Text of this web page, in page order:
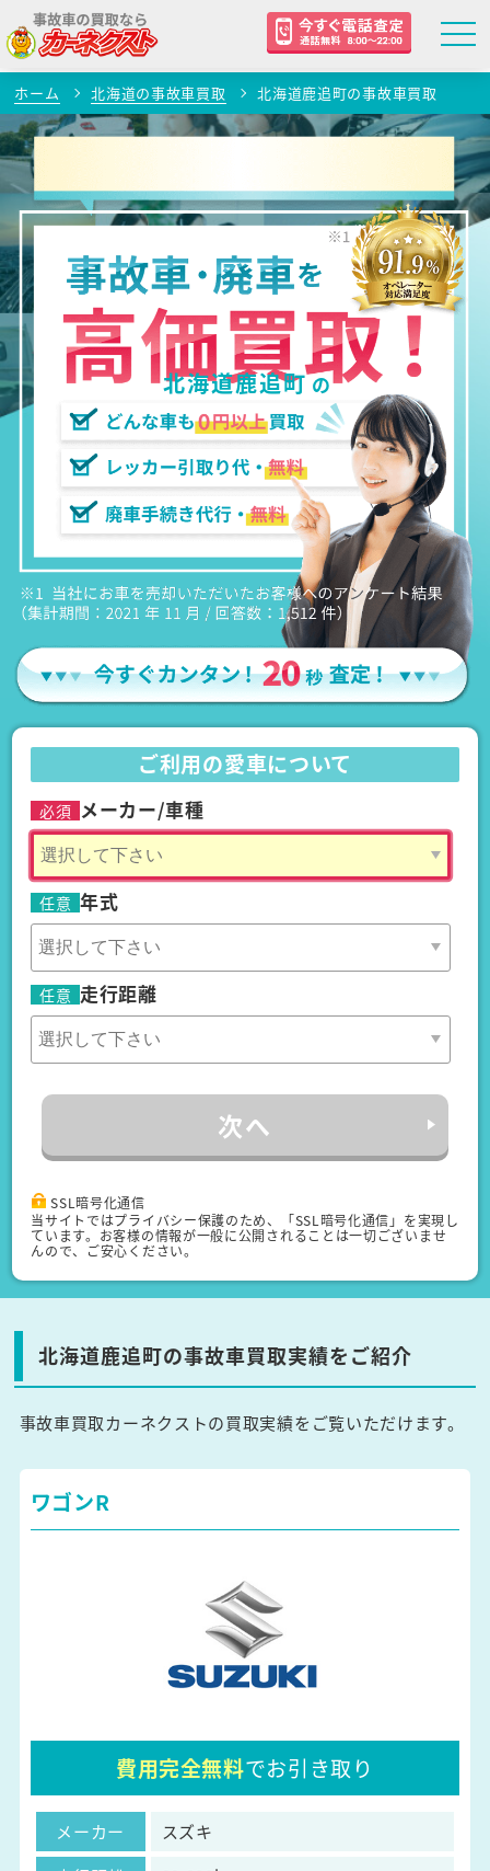
ホーム 北海道の事故車買取 北海道鹿追町の事故車買取
北海道鹿追町の
ご利用の愛車について
必須 メーカー/車種
任意 年式
任意 走行距離
次へ
SSL暗号化通信
当サイトではプライバシー保護のため、「SSL暗号化通信」を実現し
ています。お客様の情報が一般に公開されることは一切ございませ
んので、ご安心ください。
北海道鹿追町の事故車買取実績をご紹介
事故車買取カーネクストの買取実績をご覧いただけます。
ワゴンR
費用完全無料でお引き取り
メーカー
スズキ